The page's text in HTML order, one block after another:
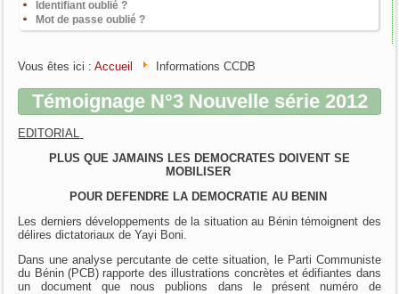
Identifiant oublié ?
Mot de passe oublié ?
Vous êtes ici :Accueil Informations CCDB
Témoignage N°3 Nouvelle série 2012
EDITORIAL
PLUS QUE JAMAINS LES DEMOCRATES DOIVENT SE
MOBILISER
POUR DEFENDRE LA DEMOCRATIE AU BENIN
Les derniers développements de la situation au Bénin témoignent des
délires dictatoriaux de Yayi Boni.
Dans une analyse percutante de cette situation, le Parti Communiste
du Bénin (PCB) rapporte des illustrations concrètes et édifiantes dans
un document que nous publions dans le présent numéro de